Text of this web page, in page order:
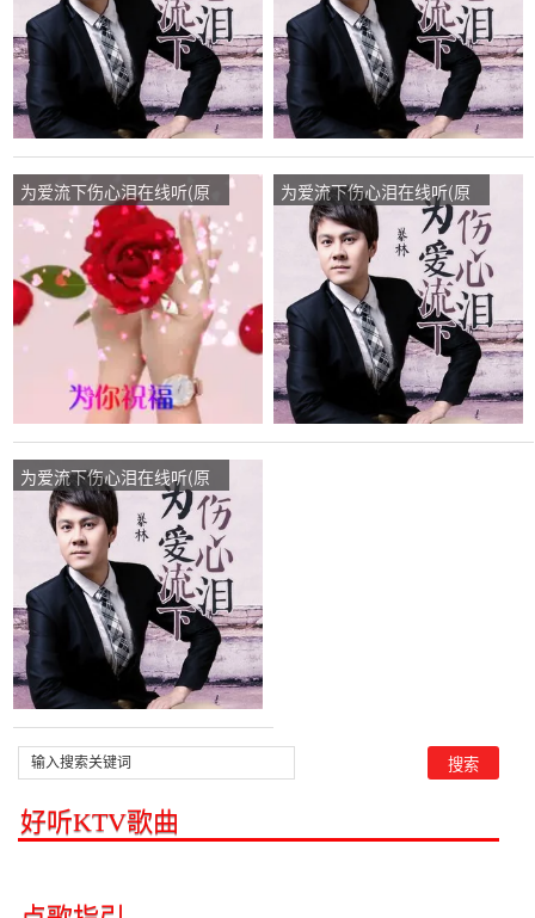
为爱流下伤心泪在线听(原
唱是暴林)，演唱点播:120
次
为爱流下伤心泪在线听(原
唱是暴林)，我是我 yao 忙
暂不回复演唱点播:198次
为爱流下伤心泪在线听(原
唱是暴林)，森林不玩币.演
唱点播:79次
好听KTV歌曲